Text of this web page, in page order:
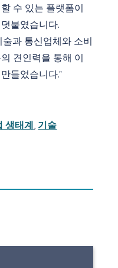
수 있는 플랫폼이
붙였습니다.
술과 통신업체와 소비
견인력을 통해 이
들었습니다."
생태계 기술